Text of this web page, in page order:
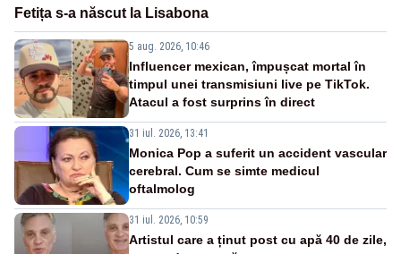
Fetița s-a născut la Lisabona
5 aug. 2026, 10:46
Influencer mexican, împușcat mortal în
timpul unei transmisiuni live pe TikTok.
Atacul a fost surprins în direct
31 iul. 2026, 13:41
Monica Pop a suferit un accident vascular
cerebral. Cum se simte medicul
oftalmolog
31 iul. 2026, 10:59
Artistul care a ținut post cu apă 40 de zile,